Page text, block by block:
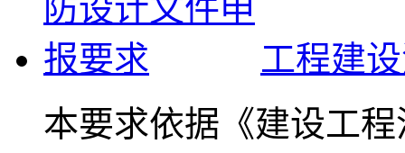
工程建
本要求依据《建设工